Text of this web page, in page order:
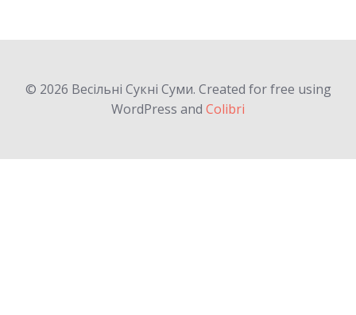
© 2026 Весільні Сукні Суми. Created for free using
WordPress and Colibri